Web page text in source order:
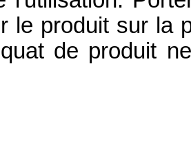
le produit sur la
de produit